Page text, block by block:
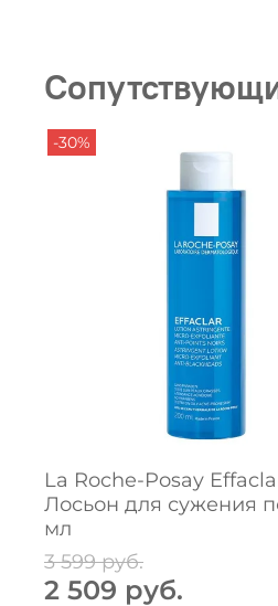
-30%
La Roche-Posay
Лосьон для сужения
мл
3 599 руб.
2 509 руб.